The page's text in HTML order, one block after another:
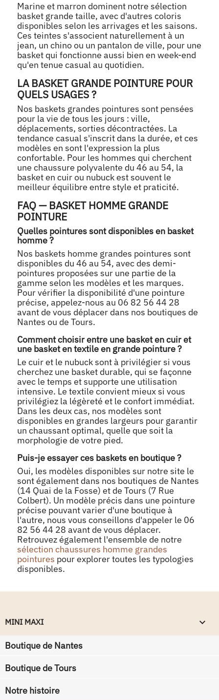
Marine et marron dominent notre sélection
basket grande taille, avec d'autres coloris
disponibles selon les arrivages et les saisons.
Ces teintes s'associent naturellement à un
jean, un chino ou un pantalon de ville, pour une
basket qui fonctionne aussi bien en week-end
qu'en tenue casual au quotidien.
LA BASKET GRANDE POINTURE POUR
QUELS USAGES ?
Nos baskets grandes pointures sont pensées
pour la vie de tous les jours : ville,
déplacements, sorties décontractées. La
tendance casual s'inscrit dans la durée, et ces
modèles en sont l'expression la plus
confortable. Pour les hommes qui cherchent
une chaussure polyvalente du 46 au 54, la
basket en cuir ou nubuck est souvent le
meilleur équilibre entre style et praticité.
FAQ — BASKET HOMME GRANDE
POINTURE
Quelles pointures sont disponibles en basket
homme ?
Nos baskets homme grandes pointures sont
disponibles du 46 au 54, avec des demi-
pointures proposées sur une partie de la
gamme selon les modèles et les marques.
Pour vérifier la disponibilité d'une pointure
précise, appelez-nous au 06 82 56 44 28
avant de vous déplacer dans nos boutiques de
Nantes ou de Tours.
Comment choisir entre une basket en cuir et
une basket en textile en grande pointure ?
Le cuir et le nubuck sont à privilégier si vous
cherchez une basket durable, qui se façonne
avec le temps et supporte une utilisation
intensive. Le textile convient mieux si vous
privilégiez la légèreté et le confort immédiat.
Dans les deux cas, nos modèles sont
disponibles en grandes largeurs pour garantir
un chaussant optimal, quelle que soit la
morphologie de votre pied.
Puis-je essayer ces baskets en boutique ?
Oui, les modèles disponibles sur notre site le
sont également dans nos boutiques de Nantes
(14 Quai de la Fosse) et de Tours (7 Rue
Colbert). Un modèle précis dans une pointure
précise pouvant varier d'une boutique à
l'autre, nous vous conseillons d'appeler le 06
82 56 44 28 avant de vous déplacer.
Retrouvez également l'ensemble de notre
sélection chaussures homme grandes
pointures pour explorer toutes les typologies
disponibles.
MINI MAXI keyboard_arrow_down
Boutique de Nantes
Boutique de Tours
Notre histoire